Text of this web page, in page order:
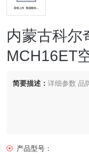
内蒙古科尔
MCH16ET
简要描述：详细参数 品
产品型号：